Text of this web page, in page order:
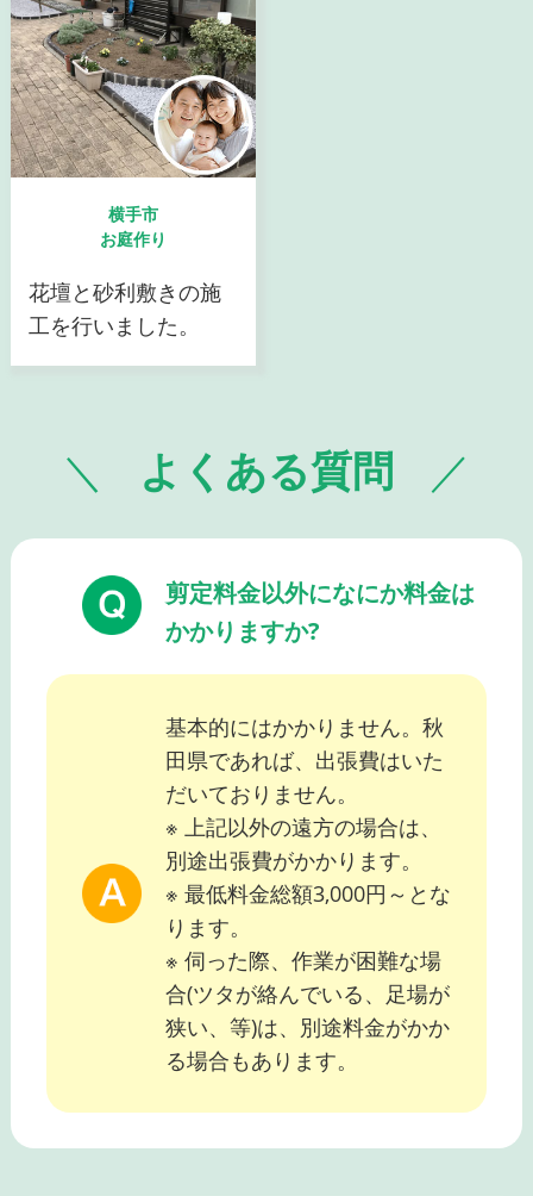
横手市
お庭作り
花壇と砂利敷きの施
工を行いました。
よくある質問
剪定料金以外になにか料金は
かかりますか?
基本的にはかかりません。秋
田県であれば、出張費はいた
だいておりません。
※ 上記以外の遠方の場合は、
別途出張費がかかります。
※ 最低料金総額3,000円～とな
ります。
※ 伺った際、作業が困難な場
合(ツタが絡んでいる、足場が
狭い、等)は、別途料金がかか
る場合もあります。